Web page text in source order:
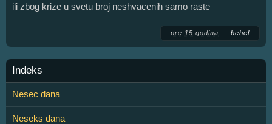
ili zbog krize u svetu broj neshvacenih samo raste
pre 15 godina bebel
Indeks
Nesec dana
Neseks dana